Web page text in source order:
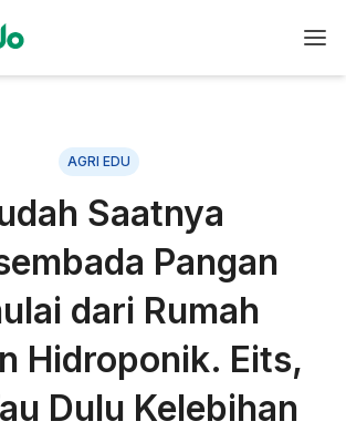
AGRI EDU
Saatnya
Pangan
dari Rumah
Hidroponik. Eits,
Dulu Kelebihan